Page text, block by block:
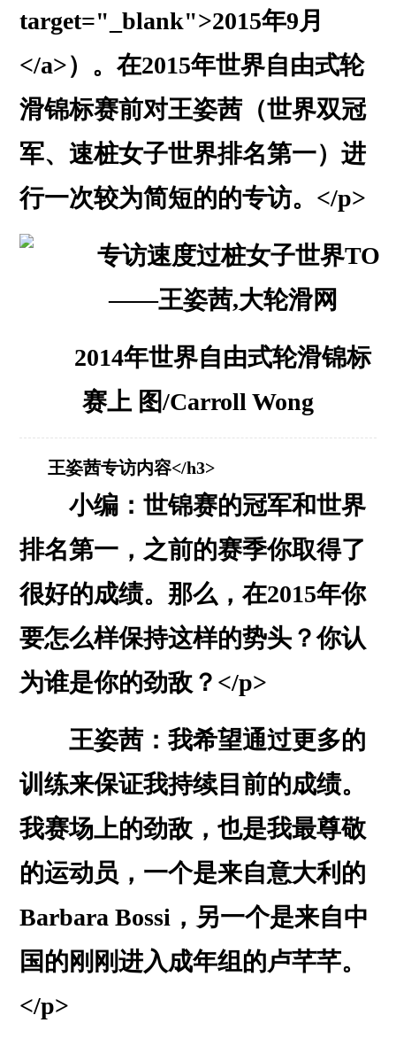
target="_blank">2015年9月
</a>）。在2015年世界自由式轮
滑锦标赛前对王姿茜（世界双冠
军、速桩女子世界排名第一）进
行一次较为简短的的专访。</p>
2014年世界自由式轮滑锦标
赛上 图/Carroll Wong
王姿茜专访内容</h3>
小编：世锦赛的冠军和世界
排名第一，之前的赛季你取得了
很好的成绩。那么，在2015年你
要怎么样保持这样的势头？你认
为谁是你的劲敌？</p>
王姿茜：我希望通过更多的
训练来保证我持续目前的成绩。
我赛场上的劲敌，也是我最尊敬
的运动员，一个是来自意大利的
Barbara Bossi，另一个是来自中
国的刚刚进入成年组的卢芊芊。
</p>